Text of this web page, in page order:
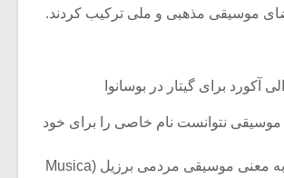
موسیقی مذهبی و ملی ترکیب کردند.
آکورد برای گیتار در بوسانوا
موسیقی نتوانست نام خاصی را برای خود
اصطلاح MPB به معنی موسیقی مردمی برزیل (Musica